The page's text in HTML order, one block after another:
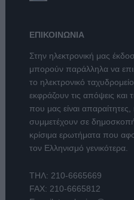
ΕΠΙΚΟΙΝΩΝΙΑ
Στην ηλεκτρονική μας
μπορούν παράλληλα να
το ηλεκτρονικό
εκφράζουν τις απόψεις και
που μας είναι απαραίτητες,
συμμετέχουν σε
κρίσιμα ερωτήματα που
τον Ελληνισμό γενικότερα.
ΤΗΛ: 210-6665669
FAX: 210-6665812